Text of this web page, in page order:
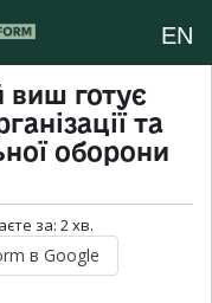
EN
виш готує
та
оборони
за: 2хв.
в Google